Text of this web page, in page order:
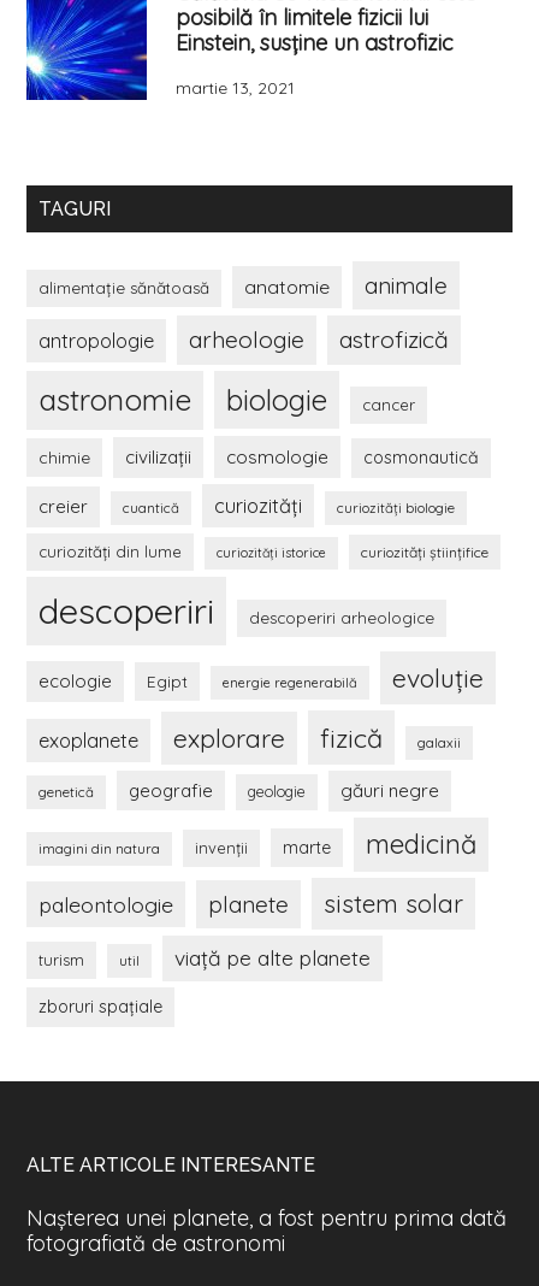
posibilă în limitele fizicii lui
Einstein, susține un astrofizic
martie 13, 2021
TAGURI
alimentaţie sănătoasă anatomie animale
antropologie arheologie astrofizică
astronomie biologie cancer
chimie civilizaţii cosmologie cosmonautică
creier cuantică curiozităţi curiozităţi biologie
curiozităţi din lume curiozităţi istorice curiozităţi ştiinţifice
descoperiri descoperiri arheologice
ecologie Egipt energie regenerabilă evoluţie
exoplanete explorare fizică galaxii
genetică geografie geologie găuri negre
imagini din natura invenţii marte medicină
paleontologie planete sistem solar
turism util viaţă pe alte planete
zboruri spaţiale
ALTE ARTICOLE INTERESANTE
Nașterea unei planete, a fost pentru prima dată
fotografiată de astronomi